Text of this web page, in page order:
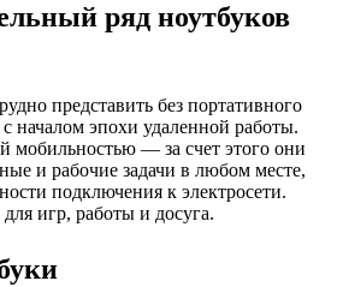
ряд ноутбуков
представить без портативного
началом эпохи удаленной работы.
мобильностью — за счет этого они
и рабочие задачи в любом месте,
подключения к электросети.
игр, работы и досуга.